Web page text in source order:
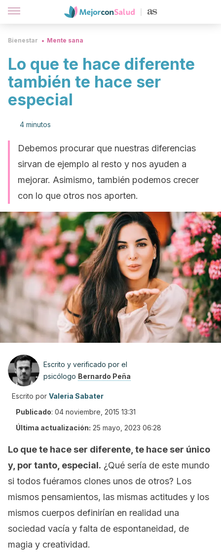
Bienestar Mente sana
Lo que te hace diferente
también te hace ser
especial
4 minutos
Debemos procurar que nuestras diferencias
sirvan de ejemplo al resto y nos ayuden a
mejorar. Asimismo, también podemos crecer
con lo que otros nos aporten.
Escrito y verificado por el
psicólogo Bernardo Peña
Escrito por Valeria Sabater
Publicado: 04 noviembre, 2015 13:31
Última actualización: 25 mayo, 2023 06:28
Lo que te hace ser diferente, te hace ser único
y, por tanto, especial. ¿Qué sería de este mundo
si todos fuéramos clones unos de otros? Los
mismos pensamientos, las mismas actitudes y los
mismos cuerpos definirían en realidad una
sociedad vacía y falta de espontaneidad, de
magia y creatividad.